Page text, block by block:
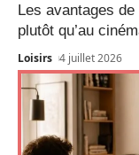
Les avantages
plutôt qu’au
Loisirs 4 juillet 2026